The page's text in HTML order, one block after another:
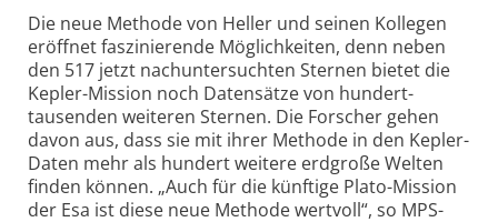
Die neue Methode von Heller und seinen Kollegen
eröffnet faszi­nierende Möglich­keiten, denn neben
den 517 jetzt nach­unter­suchten Sternen bietet die
Kepler-Mission noch Datensätze von hundert­
tausenden weiteren Sternen. Die Forscher gehen
davon aus, dass sie mit ihrer Methode in den Kepler-
Daten mehr als hundert weitere erdgroße Welten
finden können. „Auch für die künftige Plato-Mission
der Esa ist diese neue Methode wertvoll“, so MPS-